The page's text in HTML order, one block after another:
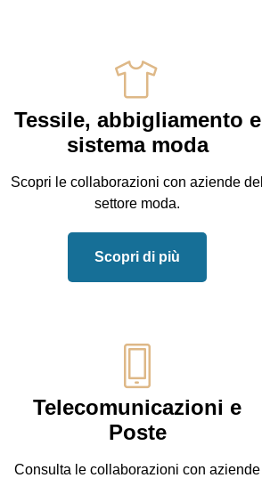
Tessile, abbigliamento e
sistema moda
Scopri le collaborazioni con aziende del
settore moda.
Scopri di più
Telecomunicazioni e
Poste
Consulta le collaborazioni con aziende